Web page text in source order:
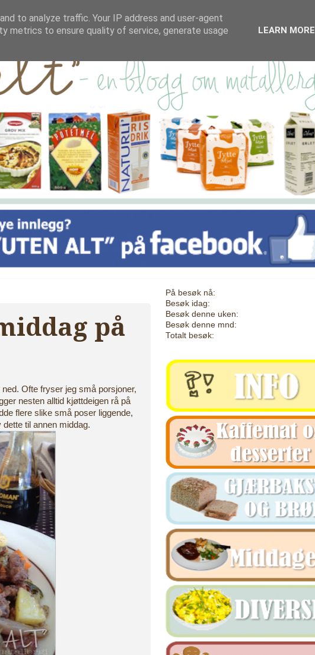
på
Ofte fryser jeg små porsjoner,
nesten alltid kjøttdeigen rå på
flere slike små poser liggende,
til annen middag.
På besøk nå:
Besøk idag:
Besøk denne uken:
Besøk denne mnd:
Totalt besøk:
to analyze traffic. Your IP address and user-agent
metrics to ensure quality of service, generate usage
LEARN MORE